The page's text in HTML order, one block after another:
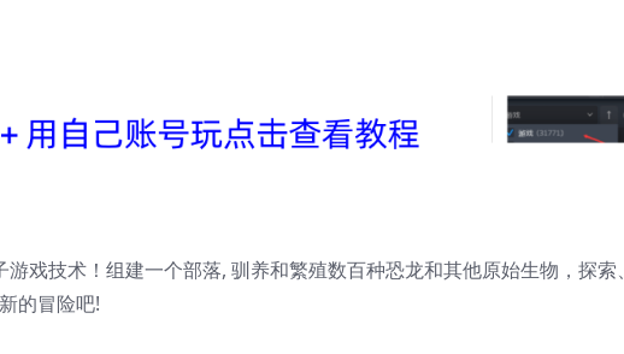
戏技术！组建一个部落, 驯养和繁殖数百种恐龙和其他原始生物，探索、
的冒险吧!